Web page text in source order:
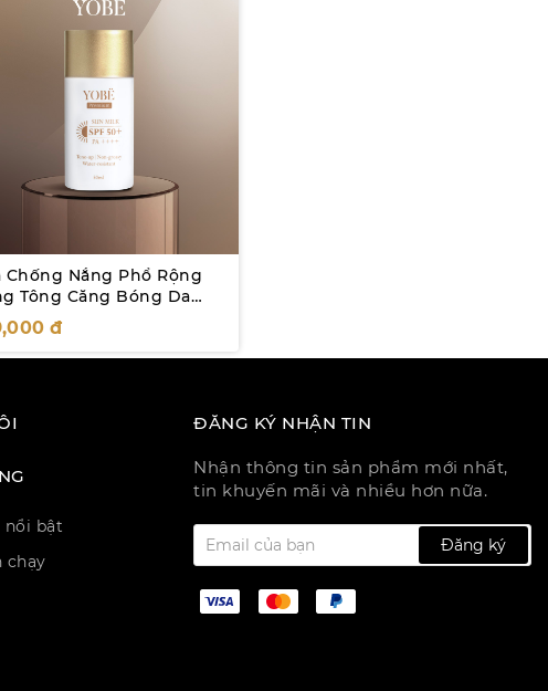
Chống Nắng Phổ Rộng
Tông Căng Bóng Da
SPF50+ PA++++ 50mL
đ
nổi bật
chạy
ĐĂNG KÝ NHẬN TIN
Nhận thông tin sản phẩm mới nhất,
tin khuyến mãi và nhiều hơn nữa.
Đăng ký